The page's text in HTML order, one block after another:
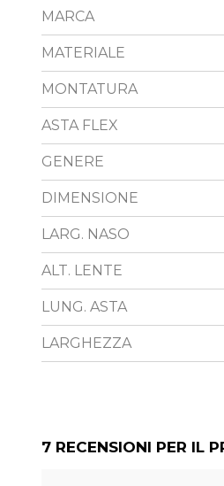
MARCA
MATERIALE
MONTATURA
ASTA FLEX
GENERE
DIMENSIONE
LARG. NASO
ALT. LENTE
LUNG. ASTA
LARGHEZZA
7 RECENSIONI PER IL